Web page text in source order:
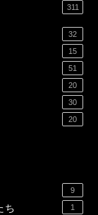
311
32
15
51
20
30
20
9
ち 1